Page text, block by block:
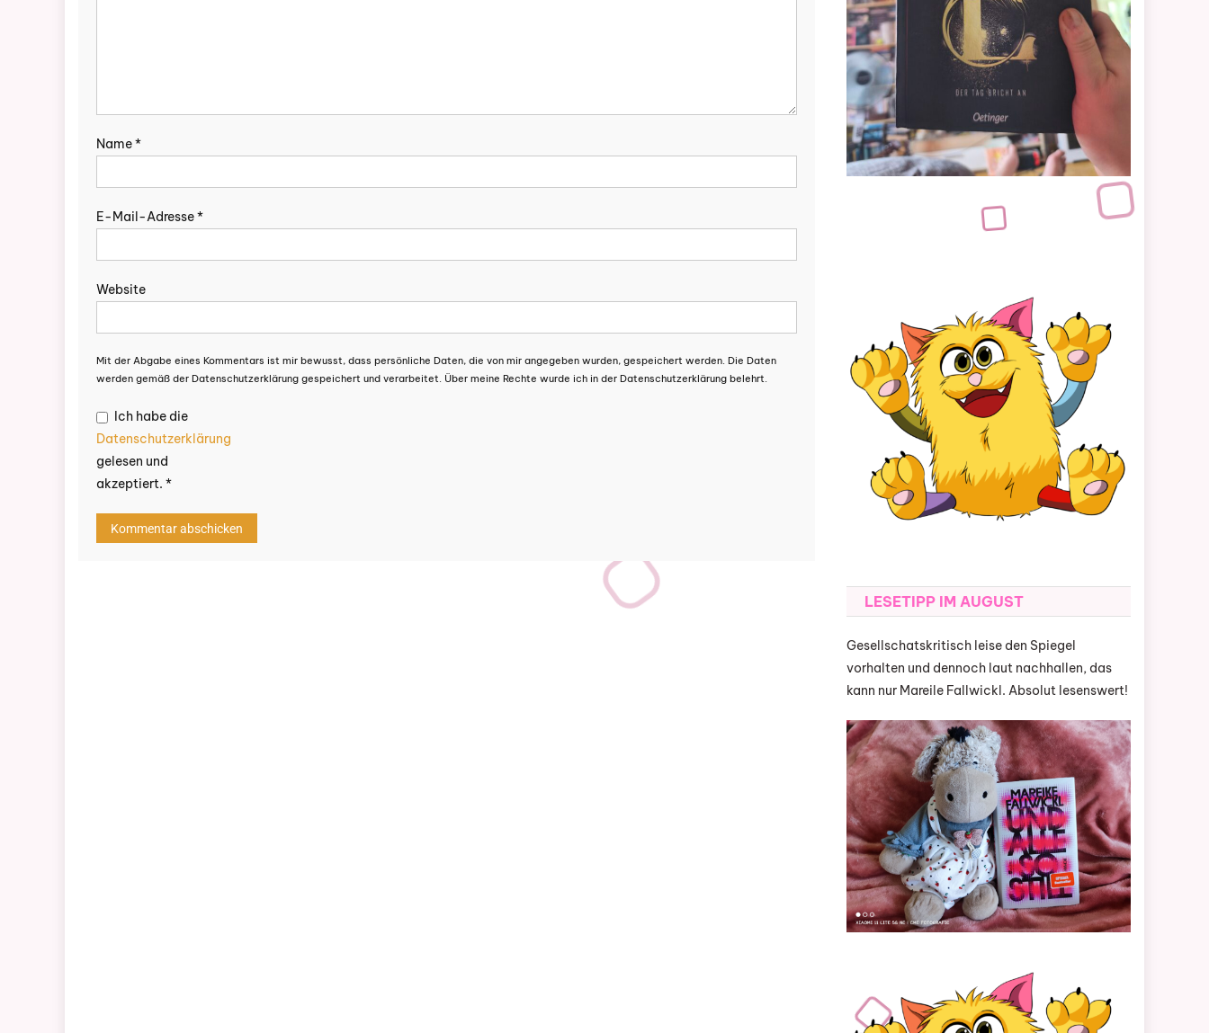
Name*
E-Mail-Adresse*
Website
Mit der Abgabe eines Kommentars ist mir bewusst, dass persönliche Daten, die von mir angegeben wurden, gespeichert werden. Die Daten
werden gemäß der Datenschutzerklärung gespeichert und verarbeitet. Über meine Rechte wurde ich in der Datenschutzerklärung belehrt.
Ich habe die
Datenschutzerklärung
gelesen und
akzeptiert. *
LESETIPP IM AUGUST
Gesellschatskritisch leise den Spiegel
vorhalten und dennoch laut nachhallen, das
kann nur Mareile Fallwickl. Absolut lesenswert!